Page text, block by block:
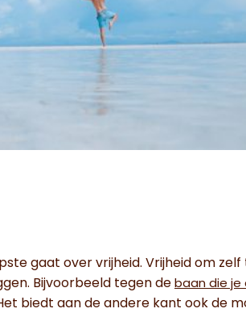
gaat over vrijheid. Vrijheid om zelf
Bijvoorbeeld tegen de baan die je
biedt aan de andere kant ook de